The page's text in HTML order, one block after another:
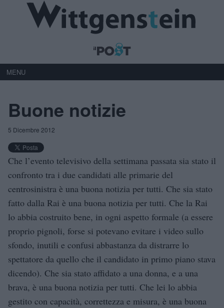
MENU
Buone notizie
5 Dicembre 2012
Che l’evento televisivo della settimana passata sia stato il
confronto tra i due candidati alle primarie del
centrosinistra è una buona notizia per tutti. Che sia stato
fatto dalla Rai è una buona notizia per tutti. Che la Rai
lo abbia costruito bene, in ogni aspetto formale (a essere
proprio pignoli, forse si potevano evitare i video sullo
sfondo, inutili e confusi abbastanza da distrarre lo
spettatore da quello che il candidato in primo piano stava
dicendo). Che sia stato affidato a una donna, e a una
brava, è una buona notizia per tutti. Che lei lo abbia
gestito con capacità, correttezza e misura, è una buona